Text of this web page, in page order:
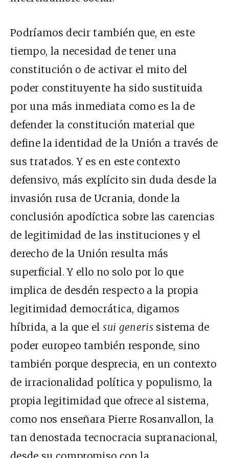
Podríamos decir también que, en este
tiempo, la necesidad de tener una
constitución o de activar el mito del
poder constituyente ha sido sustituida
por una más inmediata como es la de
defender la constitución material que
define la identidad de la Unión a través de
sus tratados. Y es en este contexto
defensivo, más explícito sin duda desde la
invasión rusa de Ucrania, donde la
conclusión apodíctica sobre las carencias
de legitimidad de las instituciones y el
derecho de la Unión resulta más
superficial. Y ello no solo por lo que
implica de desdén respecto a la propia
legitimidad democrática, digamos
híbrida, a la que elsui generissistema de
poder europeo también responde, sino
también porque desprecia, en un contexto
de irracionalidad política y populismo, la
propia legitimidad que ofrece al sistema,
como nos enseñara Pierre Rosanvallon, la
tan denostada tecnocracia supranacional,